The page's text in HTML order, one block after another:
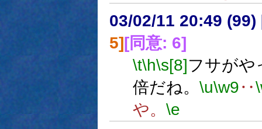
03/02/11 20:49 (99)
5] [同意: 6]
\t\h\s[8] フサがや
倍だね。 \u\w9‥
や。 \e